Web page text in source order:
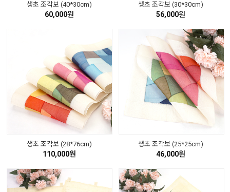
생초 조각보 (40*30cm)
60,000원
생초 조각보 (30*30cm)
56,000원
생초 조각보 (28*76cm)
110,000원
생초 조각보 (25*25cm)
46,000원